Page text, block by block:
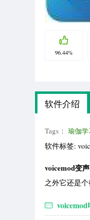
96.44%
软件介绍
Tags： 瑜伽
软件标签:
voicemod变
之外它还是